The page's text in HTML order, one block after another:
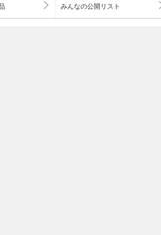
みんなの公開リスト